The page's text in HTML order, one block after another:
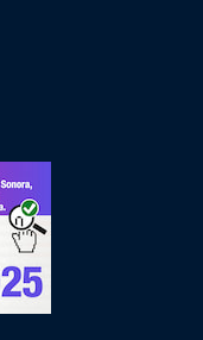
Després,
al voltant
les santes.
un grup de
Festa
per les